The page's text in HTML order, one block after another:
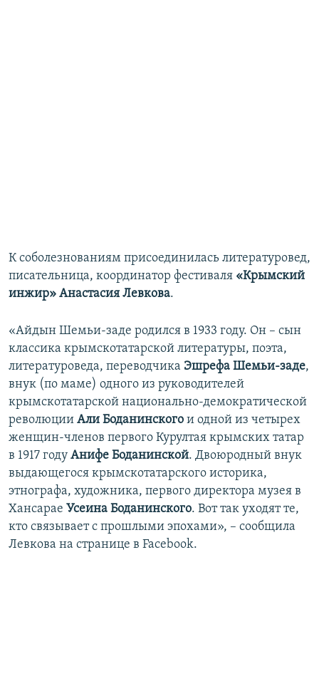
К соболезнованиям присоединилась литературовед,
писательница, координатор фестиваля «Крымский
инжир» Анастасия Левкова.
«Айдын Шемьи-заде родился в 1933 году. Он – сын
классика крымскотатарской литературы, поэта,
литературоведа, переводчика Эшрефа Шемьи-заде,
внук (по маме) одного из руководителей
крымскотатарской национально-демократической
революции Али Боданинского и одной из четырех
женщин-членов первого Курултая крымских татар
в 1917 году Анифе Боданинской. Двоюродный внук
выдающегося крымскотатарского историка,
этнографа, художника, первого директора музея в
Хансарае Усеина Боданинского. Вот так уходят те,
кто связывает с прошлыми эпохами», – сообщила
Левкова на странице в Facebook.